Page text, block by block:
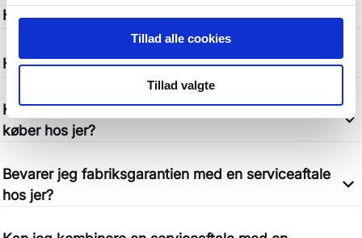
Tillad alle cookies
Tillad valgte
Hvad er inkluderet i en serviceaftale?
Hvad er forskellen på en serviceaftale og garanti?
Kan jeg også tegne en serviceaftale på en bil, jeg
køber hos jer?
Bevarer jeg fabriksgarantien med en serviceaftale
hos jer?